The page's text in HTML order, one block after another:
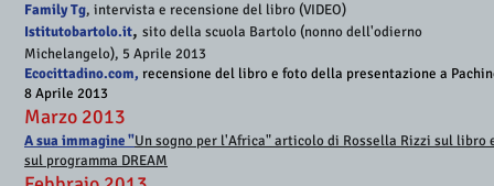
Family Tg, intervista e recensione del libro (VIDEO)
Istitutobartolo.it, sito della scuola Bartolo (nonno dell'odierno
Michelangelo), 5 Aprile 2013
Ecocittadino.com , recensione del libro e foto della presentazione a
8 Aprile 2013
Marzo 2013
A sua immagine "Un sogno per l'Africa" articolo di Rossella Rizzi sul libro
sul programma DREAM